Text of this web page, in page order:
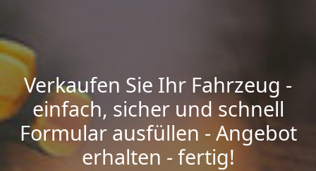
Verkaufen Sie Ihr Fahrzeug -
einfach, sicher und schnell
Formular ausfüllen - Angebot
erhalten - fertig!